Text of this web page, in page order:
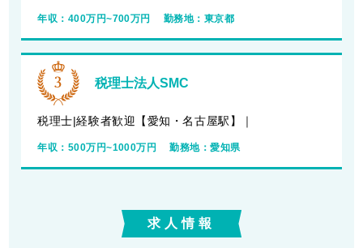
年収： 400万円~700万円 勤務地： 東京都
税理士法人SMC
税理士|経験者歓迎【愛知・名古屋駅】｜
年収： 500万円~1000万円 勤務地：愛知県
求人情報